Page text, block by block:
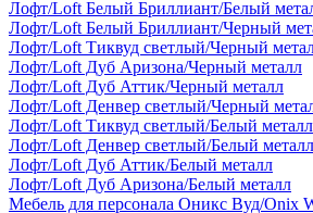
Лофт/Loft Белый Бриллиант/Белый
Лофт/Loft Белый Бриллиант/Черный
Лофт/Loft Тиквуд светлый/Черный
Лофт/Loft Дуб Аризона/Черный металл
Лофт/Loft Дуб Аттик/Черный металл
Лофт/Loft Денвер светлый/Черный
Лофт/Loft Тиквуд светлый/Белый металл
Лофт/Loft Денвер светлый/Белый металл
Лофт/Loft Дуб Аттик/Белый металл
Лофт/Loft Дуб Аризона/Белый металл
Мебель для персонала Оникс Вуд/Onix